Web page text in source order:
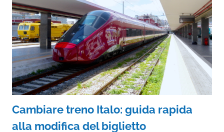
Cambiare treno Italo: guida rapida
alla modifica del biglietto